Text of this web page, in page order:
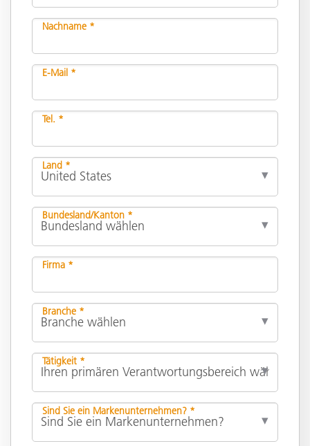
Nachname *
E-Mail *
Tel. *
Land *
Bundesland/Kanton *
Firma *
Branche *
Tätigkeit *
Sind Sie ein Markenunternehmen? *